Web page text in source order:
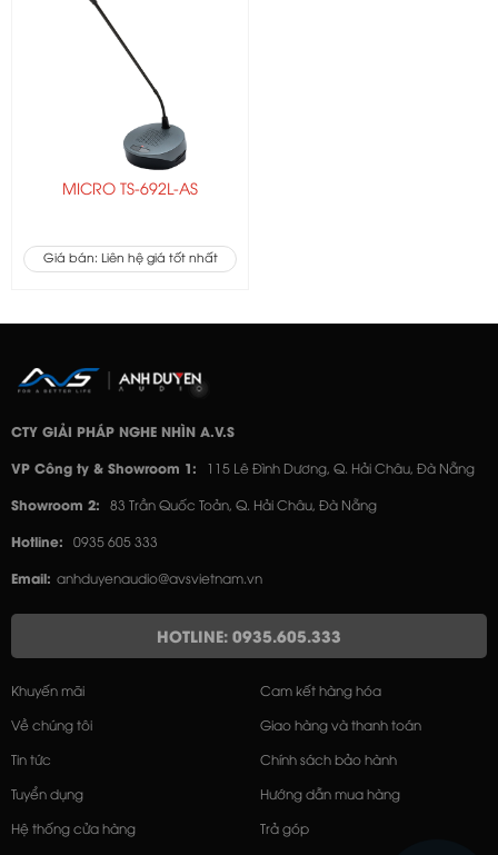
MICRO TS-692L-AS
Giá bán: Liên hệ giá tốt nhất
CTY GIẢI PHÁP NGHE NHÌN A.V.S
VP Công ty & Showroom 1: 115 Lê Đình Dương, Q. Hải Châu, Đà Nẵng
Showroom 2: 83 Trần Quốc Toản, Q. Hải Châu, Đà Nẵng
Hotline: 0935 605 333
Email: anhduyenaudio@avsvietnam.vn
HOTLINE: 0935.605.333
Khuyến mãi
Về chúng tôi
Tin tức
Tuyển dụng
Hệ thống cửa hàng
Cam kết hàng hóa
Giao hàng và thanh toán
Chính sách bảo hành
Hướng dẫn mua hàng
Trả góp